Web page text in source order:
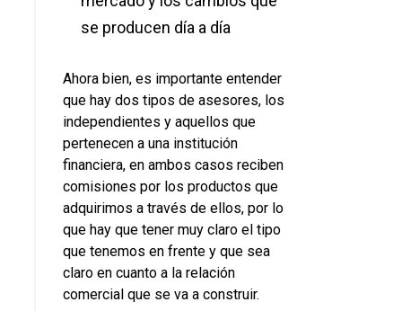
se producen día a día
Ahora bien, es importante entender
que hay dos tipos de asesores, los
independientes y aquellos que
pertenecen a una institución
financiera, en ambos casos reciben
comisiones por los productos que
adquirimos a través de ellos, por lo
que hay que tener muy claro el tipo
que tenemos en frente y que sea
claro en cuanto a la relación
comercial que se va a construir.